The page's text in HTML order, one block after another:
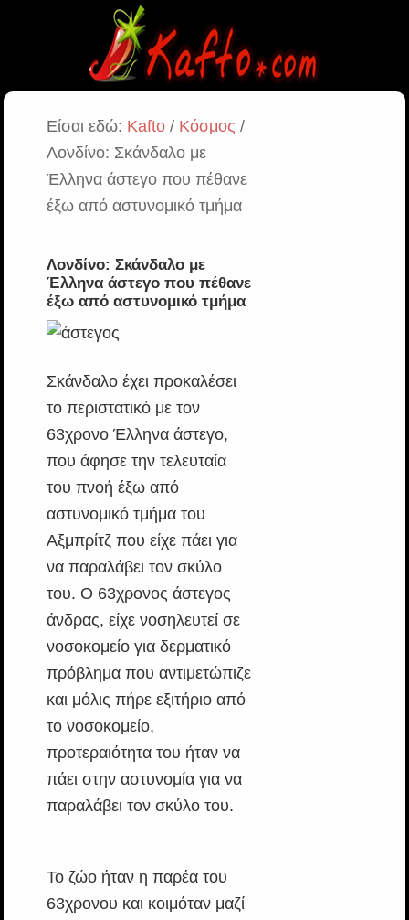
Είσαι εδώ: Kafto/ Κόσμος /
Λονδίνο: Σκάνδαλο με
Έλληνα άστεγο που πέθανε
έξω από αστυνομικό τμήμα
Λονδίνο: Σκάνδαλο με
Έλληνα άστεγο που πέθανε
έξω από αστυνομικό τμήμα
Σκάνδαλο έχει προκαλέσει
το περιστατικό με τον
63χρονο Έλληνα άστεγο,
που άφησε την τελευταία
του πνοή έξω από
αστυνομικό τμήμα του
Αξμπρίτζ που είχε πάει για
να παραλάβει τον σκύλο
του. Ο 63χρονος άστεγος
άνδρας, είχε νοσηλευτεί σε
νοσοκομείο για δερματικό
πρόβλημα που αντιμετώπιζε
και μόλις πήρε εξιτήριο από
το νοσοκομείο,
προτεραιότητα του ήταν να
πάει στην αστυνομία για να
παραλάβει τον σκύλο του.
Το ζώο ήταν η παρέα του
63χρονου και κοιμόταν μαζί